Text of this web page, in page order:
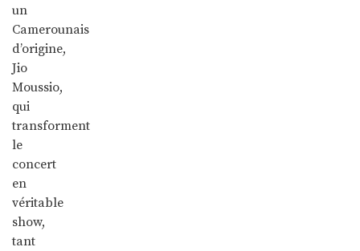
un
Camerounais
d’origine,
Jio
Moussio,
qui
transforment
le
concert
en
véritable
show,
tant